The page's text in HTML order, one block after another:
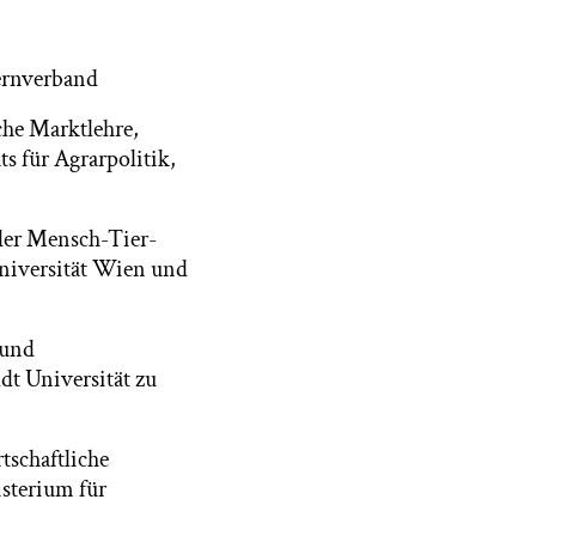
Marktlehre,
für Agrarpolitik,
Mensch-Tier-
Wien und
Universität zu
für